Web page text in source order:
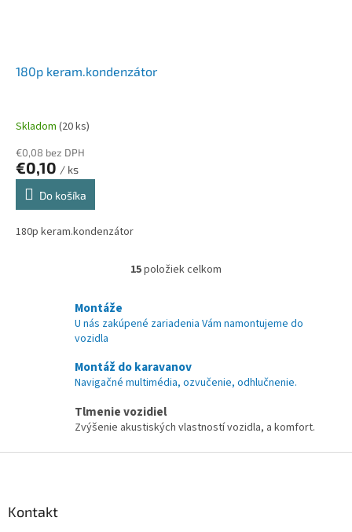
180p keram.kondenzátor
Skladom (20 ks)
€0,08 bez DPH
€0,10 / ks
Do košíka
180p keram.kondenzátor
O
á
c
i
r
k
15položiek celkom
Montáže
U nás zakúpené zariadenia Vám namontujeme do
vozidla
Montáž do karavanov
Navigačné multimédia, ozvučenie, odhlučnenie.
Tlmenie vozidiel
Zvýšenie akustiských vlastností vozidla, a komfort.
Kontakt